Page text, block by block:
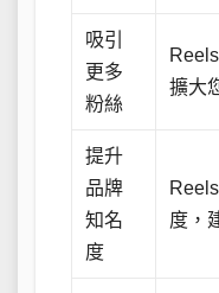
吸引
更多
粉絲
擴大
提升
品牌
知名
度
度，